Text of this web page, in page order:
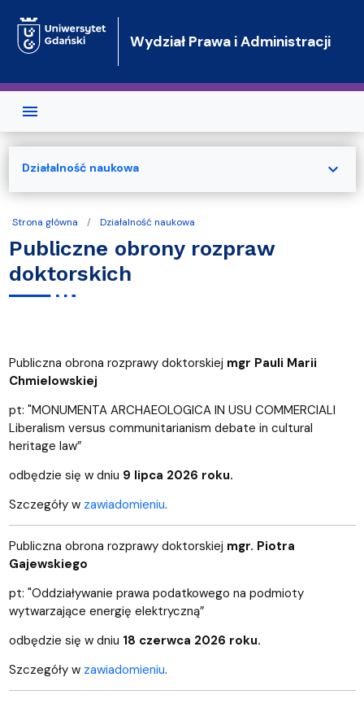
Wydział Prawa i Administracji
Strona główna Działalność naukowa
Publiczne obrony rozpraw
doktorskich
Publiczna obrona rozprawy doktorskiej mgr Pauli Marii
Chmielowskiej
pt: "MONUMENTA ARCHAEOLOGICA IN USU COMMERCIALI
Liberalism versus communitarianism debate in cultural
heritage law”
odbędzie się w dniu 9 lipca 2026 roku.
Szczegóły w zawiadomieniu.
Publiczna obrona rozprawy doktorskiej mgr. Piotra
Gajewskiego
pt: "Oddziaływanie prawa podatkowego na podmioty
wytwarzające energię elektryczną”
odbędzie się w dniu 18 czerwca 2026 roku.
Szczegóły w zawiadomieniu.
Działalność naukowa expand_more